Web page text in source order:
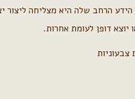
הרחב שלה היא מצליחה ליצור
דופן לעומת אחרות.